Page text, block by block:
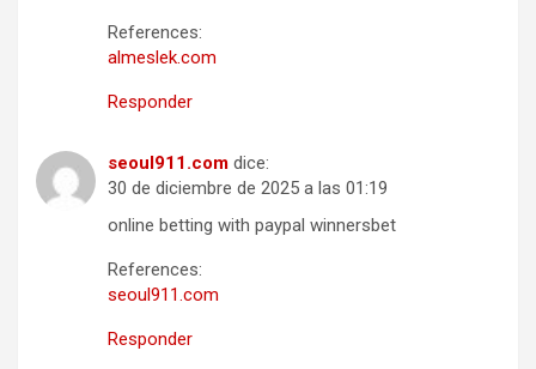
References:
almeslek.com
Responder
seoul911.com dice:
30 de diciembre de 2025 a las 01:19
online betting with paypal winnersbet
References:
seoul911.com
Responder